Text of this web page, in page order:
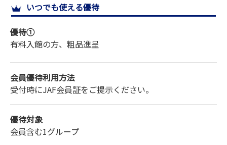
サイトマップ
いつでも使える優待
優待①
有料入館の方、粗品進呈
会員優待利用方法
受付時にJAF会員証をご提示ください。
優待対象
会員含む1グループ